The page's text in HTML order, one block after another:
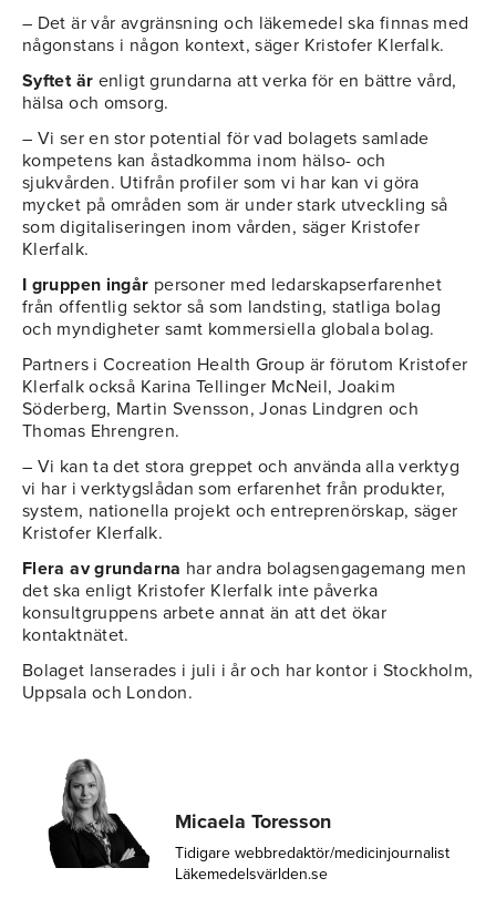
– Det är vår avgränsning och läkemedel ska finnas med
någonstans i någon kontext, säger Kristofer Klerfalk.
Syftet är enligt grundarna att verka för en bättre vård,
hälsa och omsorg.
– Vi ser en stor potential för vad bolagets samlade
kompetens kan åstadkomma inom hälso- och
sjukvården. Utifrån profiler som vi har kan vi göra
mycket på områden som är under stark utveckling så
som digitaliseringen inom vården, säger Kristofer
Klerfalk.
I gruppen ingår personer med ledarskapserfarenhet
från offentlig sektor så som landsting, statliga bolag
och myndigheter samt kommersiella globala bolag.
Partners i Cocreation Health Group är förutom Kristofer
Klerfalk också Karina Tellinger McNeil, Joakim
Söderberg, Martin Svensson, Jonas Lindgren och
Thomas Ehrengren.
– Vi kan ta det stora greppet och använda alla verktyg
vi har i verktygslådan som erfarenhet från produkter,
system, nationella projekt och entreprenörskap, säger
Kristofer Klerfalk.
Flera av grundarna har andra bolagsengagemang men
det ska enligt Kristofer Klerfalk inte påverka
konsultgruppens arbete annat än att det ökar
kontaktnätet.
Bolaget lanserades i juli i år och har kontor i Stockholm,
Uppsala och London.
Micaela Toresson
Tidigare webbredaktör/medicinjournalist
Läkemedelsvärlden.se